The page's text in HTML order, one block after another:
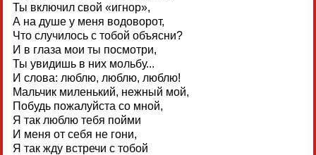
Ты включил свой «игнор»,
А на душе у меня водоворот,
Что случилось с тобой объясни?
И в глаза мои ты посмотри,
Ты увидишь в них мольбу...
И слова: люблю, люблю, люблю!
Мальчик миленький, нежный мой,
Побудь пожалуйста со мной,
Я так люблю тебя пойми
И меня от себя не гони,
Я так жду встречи с тобой